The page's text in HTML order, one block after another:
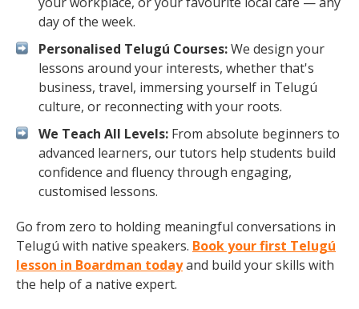
day of the week.
Personalised Telugú Courses:We design your
lessons around your interests, whether that's
business, travel, immersing yourself in Telugú
culture, or reconnecting with your roots.
We Teach All Levels: From absolute beginners to
advanced learners, our tutors help students build
confidence and fluency through engaging,
customised lessons.
Go from zero to holding meaningful conversations in
Telugú with native speakers. Book your first Telugú
lesson in Boardman todayand build your skills with
the help of a native expert.